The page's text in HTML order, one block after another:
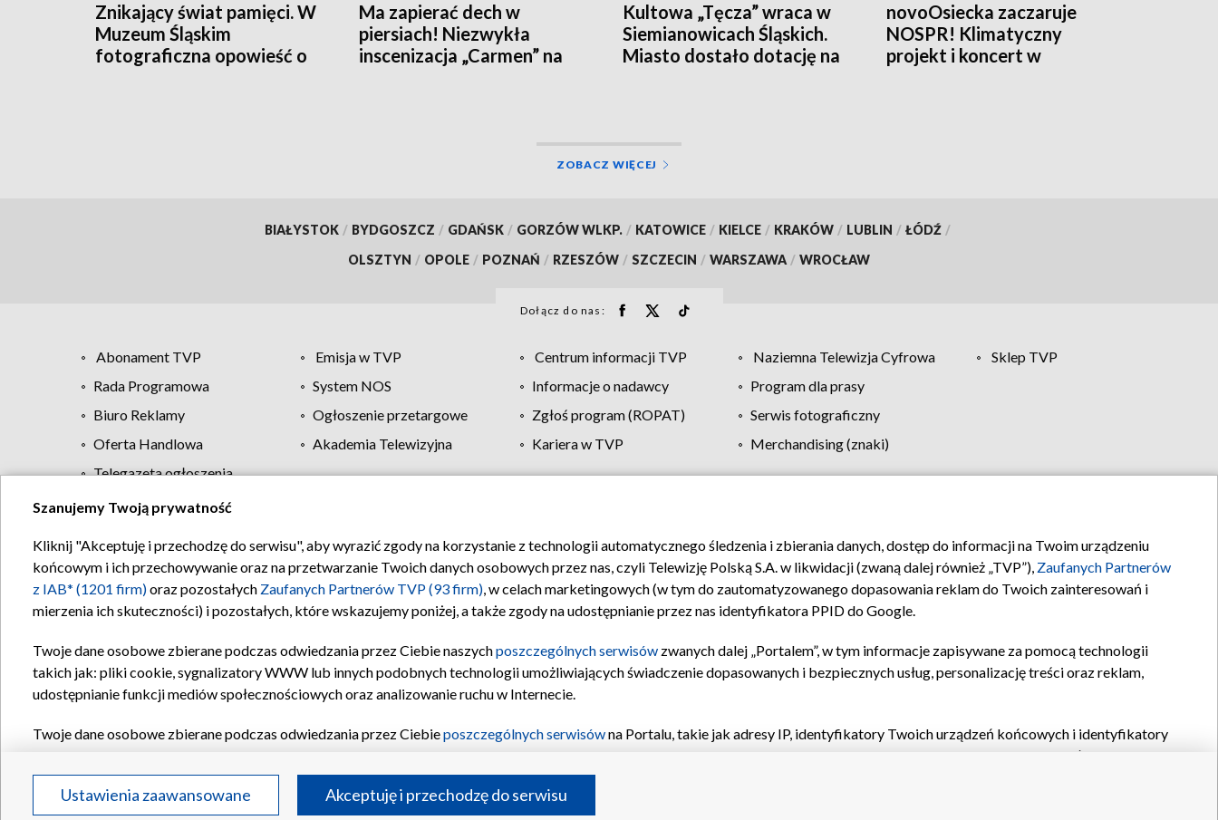
Znikający świat pamięci. W
Muzeum Śląskim
fotograficzna opowieść o
Ma zapierać dech w
piersiach! Niezwykła
inscenizacja „Carmen” na
Kultowa „Tęcza” wraca w
Siemianowicach Śląskich.
Miasto dostało dotację na
novoOsiecka zaczaruje
NOSPR! Klimatyczny
projekt i koncert w
ZOBACZ WIĘCEJ
BIAŁYSTOK / BYDGOSZCZ / GDAŃSK / GORZÓW WLKP. / KATOWICE / KIELCE / KRAKÓW / LUBLIN / ŁÓDŹ /
OLSZTYN / OPOLE / POZNAŃ / RZESZÓW / SZCZECIN / WARSZAWA / WROCŁAW
Dołącz do nas:
Abonament TVP Emisja w TVP Centrum informacji TVP Naziemna Telewizja Cyfrowa
Sklep TVP
Rada Programowa
System NOS Informacje o nadawcy
Program dla prasy
Biuro Reklamy
Ogłoszenie przetargowe Zgłoś program (ROPAT)
Serwis fotograficzny
Oferta Handlowa
Akademia Telewizyjna Kariera w TVP
Merchandising (znaki)
Telegazeta ogłoszenia
Regulamin TVP Polityka prywatności Moje zgody Pomoc Biuro reklamy Kontakt
Szanujemy Twoją prywatność
Kliknij "Akceptuję i przechodzę do serwisu", aby wyrazić zgody na korzystanie z technologii automatycznego śledzenia i zbierania danych, dostęp do informacji na Twoim urządzeniu
końcowym i ich przechowywanie oraz na przetwarzanie Twoich danych osobowych przez nas, czyli Telewizję Polską S.A. w likwidacji (zwaną dalej również „TVP”), Zaufanych Partnerów
z IAB* (1201 firm)oraz pozostałych Zaufanych Partnerów TVP (93 firm), w celach marketingowych (w tym do zautomatyzowanego dopasowania reklam do Twoich zainteresowań i
mierzenia ich skuteczności) i pozostałych, które wskazujemy poniżej, a także zgody na udostępnianie przez nas identyfikatora PPID do Google.
Twoje dane osobowe zbierane podczas odwiedzania przez Ciebie naszychposzczególnych serwisów zwanych dalej „Portalem”, w tym informacje zapisywane za pomocą technologii
takich jak: pliki cookie, sygnalizatory WWW lub innych podobnych technologii umożliwiających świadczenie dopasowanych i bezpiecznych usług, personalizację treści oraz reklam,
udostępnianie funkcji mediów społecznościowych oraz analizowanie ruchu w Internecie.
Twoje dane osobowe zbierane podczas odwiedzania przez Ciebieposzczególnych serwisówna Portalu, takie jak adresy IP, identyfikatory Twoich urządzeń końcowych i identyfikatory
oraz pozostałych
Partnerów TVPdla realizacji następujących celów i funkcji: przechowywania informacji na urządzeniu lub dostęp do nich, wyboru podstawowych reklam, wyboru spersonalizowanych
reklam, tworzenia profilu spersonalizowanych reklam, tworzenia profilu spersonalizowanych treści, wyboru spersonalizowanych treści, pomiaru wydajności reklam, pomiaru wydajności
Ustawienia zaawansowane Akceptuję i przechodzę do serwisu